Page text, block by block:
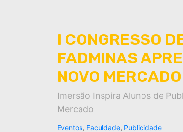
I CONGRESSO
FADMINAS
NOVO MERCADO
Imersão Inspira Alunos de
Mercado
Eventos, Faculdade, Publicidade